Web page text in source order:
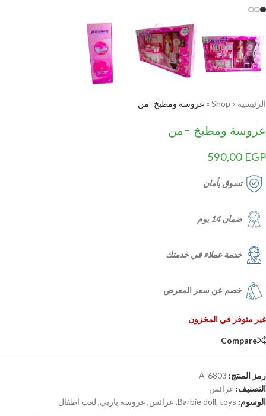
الرئيسية »
Shop
» عروسة ومطبخ -من
عروسة ومطبخ -من
590,00 EGP
تسوق بأمان
ضمان 14 يوم
خدمة عملاء في خدمتك
خصم عن سعر المعرض
غير متوفر في المخزون
Compare
رمز المنتج: 6803-A
التصنيف: عرائس
الوسوم:
Barbie doll, toys
, عرائس, عروسة باربي, لعب اطفال